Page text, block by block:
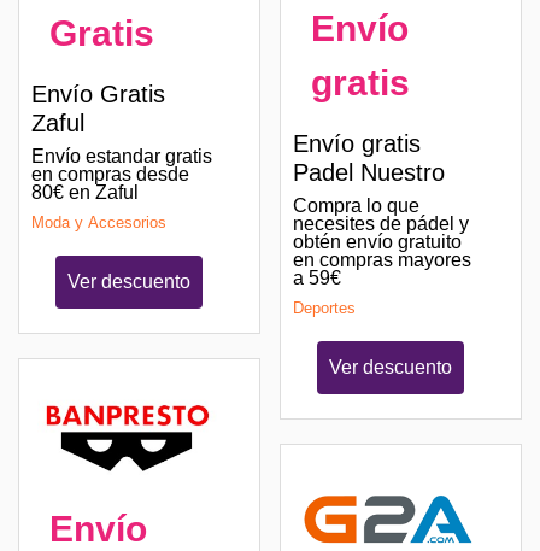
Gratis
Envío Gratis
Zaful
Envío estandar gratis
en compras desde
80€ en Zaful
Moda y Accesorios
Ver descuento
Envío
Envío
gratis
Envío gratis
Padel Nuestro
Compra lo que
necesites de pádel y
obtén envío gratuito
en compras mayores
a 59€
Deportes
Ver descuento